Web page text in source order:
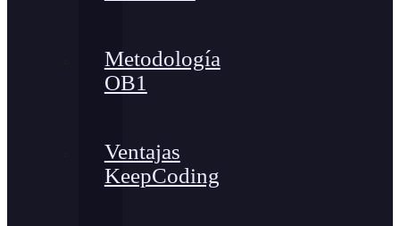
Metodología
OB1
Ventajas
KeepCoding